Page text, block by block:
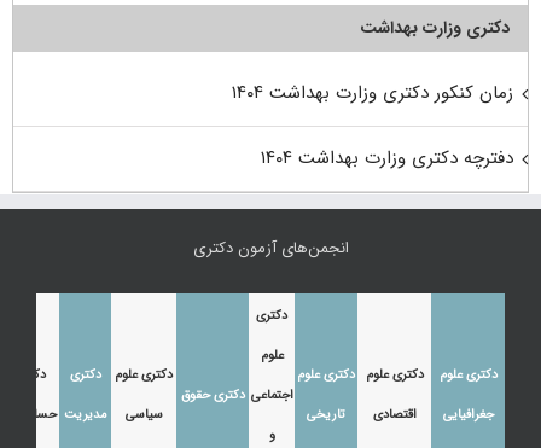
دکتری وزارت بهداشت
زمان کنکور دکتری وزارت بهداشت ۱۴۰۴
دفترچه دکتری وزارت بهداشت ۱۴۰۴
انجمن‌های آزمون دکتری
دکتری علوم
جغرافیایی
دکتری علوم
اقتصادی
دکتری علوم
تاریخی
دکتری
علوم
اجتماعی
و
دکتری حقوق
دکتری علوم
سیاسی
دکتری
مدیریت
دکتری
حسابداری